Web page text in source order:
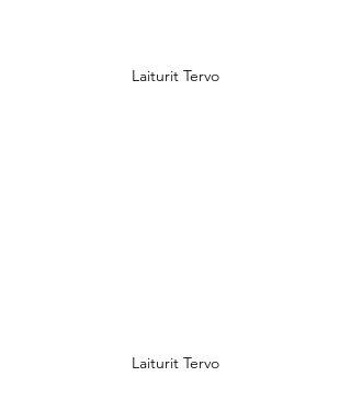
Laiturit Tervo
Laiturit Tervo